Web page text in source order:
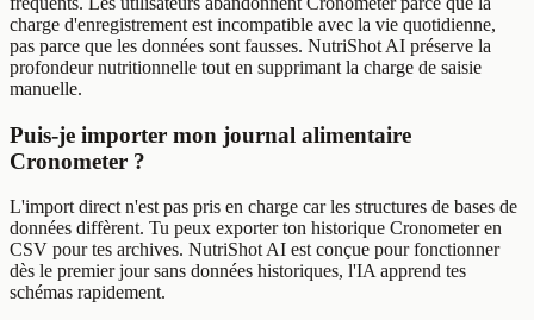
charge d'enregistrement est incompatible avec la vie quotidienne,
pas parce que les données sont fausses. NutriShot AI préserve la
profondeur nutritionnelle tout en supprimant la charge de saisie
manuelle.
Puis-je importer mon journal alimentaire
Cronometer ?
L'import direct n'est pas pris en charge car les structures de bases de
données diffèrent. Tu peux exporter ton historique Cronometer en
CSV pour tes archives. NutriShot AI est conçue pour fonctionner
dès le premier jour sans données historiques, l'IA apprend tes
schémas rapidement.